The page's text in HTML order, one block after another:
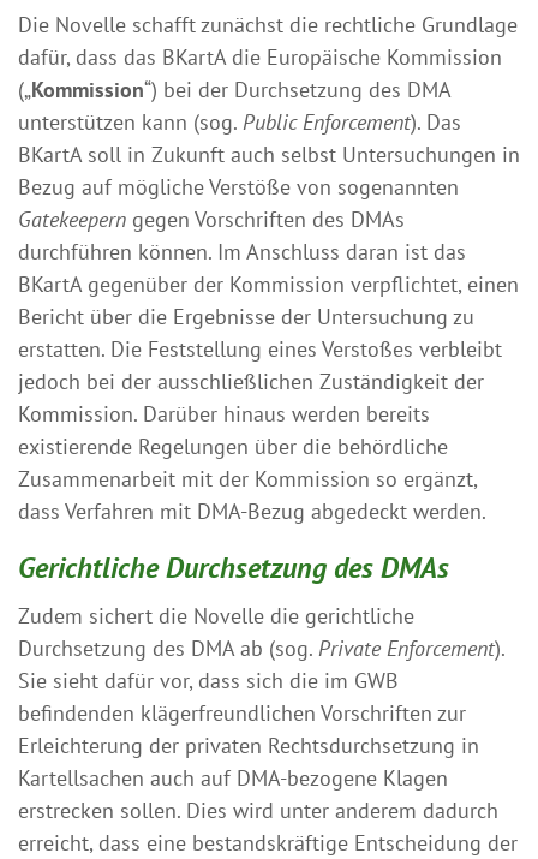
Die Novelle schafft zunächst die rechtliche Grundlage
dafür, dass das BKartA die Europäische Kommission
(„Kommission“) bei der Durchsetzung des DMA
unterstützen kann (sog. Public Enforcement). Das
BKartA soll in Zukunft auch selbst Untersuchungen in
Bezug auf mögliche Verstöße von sogenannten
Gatekeepern gegen Vorschriften des DMAs
durchführen können. Im Anschluss daran ist das
BKartA gegenüber der Kommission verpflichtet, einen
Bericht über die Ergebnisse der Untersuchung zu
erstatten. Die Feststellung eines Verstoßes verbleibt
jedoch bei der ausschließlichen Zuständigkeit der
Kommission. Darüber hinaus werden bereits
existierende Regelungen über die behördliche
Zusammenarbeit mit der Kommission so ergänzt,
dass Verfahren mit DMA-Bezug abgedeckt werden.
GerichtlicheDurchsetzung des DMAs
Zudem sichert die Novelle die gerichtliche
Durchsetzung des DMA ab (sog. Private Enforcement).
Sie sieht dafür vor, dass sich die im GWB
befindenden klägerfreundlichen Vorschriften zur
Erleichterung der privaten Rechtsdurchsetzung in
Kartellsachen auch auf DMA-bezogene Klagen
erstrecken sollen. Dies wird unter anderem dadurch
erreicht, dass eine bestandskräftige Entscheidung der